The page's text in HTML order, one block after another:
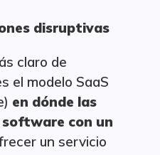
disruptivas
claro de
el modelo SaaS
en dónde las
con un
un servicio